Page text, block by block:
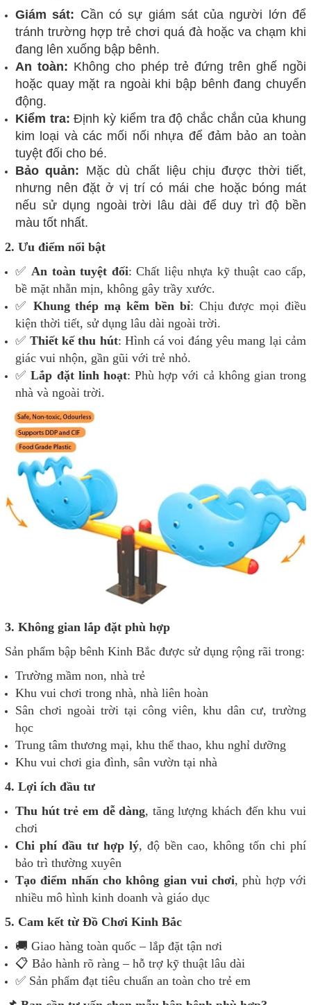
Giám sát: Cần có sự giám sát của người lớn để
tránh trường hợp trẻ chơi quá đà hoặc va chạm khi
đang lên xuống bập bênh.
An toàn: Không cho phép trẻ đứng trên ghế ngồi
hoặc quay mặt ra ngoài khi bập bênh đang chuyển
động.
Kiểm tra: Định kỳ kiểm tra độ chắc chắn của khung
kim loại và các mối nối nhựa để đảm bảo an toàn
tuyệt đối cho bé.
Bảo quản: Mặc dù chất liệu chịu được thời tiết,
nhưng nên đặt ở vị trí có mái che hoặc bóng mát
nếu sử dụng ngoài trời lâu dài để duy trì độ bền
màu tốt nhất.
2. Ưu điểm nổi bật
✅ An toàn tuyệt đối: Chất liệu nhựa kỹ thuật cao cấp,
bề mặt nhẵn mịn, không gây trầy xước.
✅ Khung thép mạ kẽm bền bỉ: Chịu được mọi điều
kiện thời tiết, sử dụng lâu dài ngoài trời.
✅ Thiết kế thu hút: Hình cá voi đáng yêu mang lại cảm
giác vui nhộn, gần gũi với trẻ nhỏ.
✅Lắp đặt linh hoạt: Phù hợp với cả không gian trong
nhà và ngoài trời.
3. Không gian lắp đặt phù hợp
Sản phẩm bập bênh Kinh Bắc được sử dụng rộng rãi trong:
Trường mầm non, nhà trẻ
Khu vui chơi trong nhà, nhà liên hoàn
Sân chơi ngoài trời tại công viên, khu dân cư, trường
học
Trung tâm thương mại, khu thể thao, khu nghỉ dưỡng
Khu vui chơi gia đình, sân vườn tại nhà
4. Lợi ích đầu tư
Thu hút trẻ em dễ dàng, tăng lượng khách đến khu vui
chơi
Chi phí đầu tư hợp lý, độ bền cao, không tốn chi phí
bảo trì thường xuyên
Tạo điểm nhấn cho không gian vui chơi, phù hợp với
nhiều mô hình kinh doanh và giáo dục
5. Cam kết từ Đồ Chơi Kinh Bắc
🚚 Giao hàng toàn quốc – lắp đặt tận nơi
📋 Bảo hành rõ ràng – hỗ trợ kỹ thuật lâu dài
✅ Sản phẩm đạt tiêu chuẩn an toàn cho trẻ em